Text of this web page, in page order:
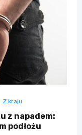
Z kraju
z napadem:
podłożu